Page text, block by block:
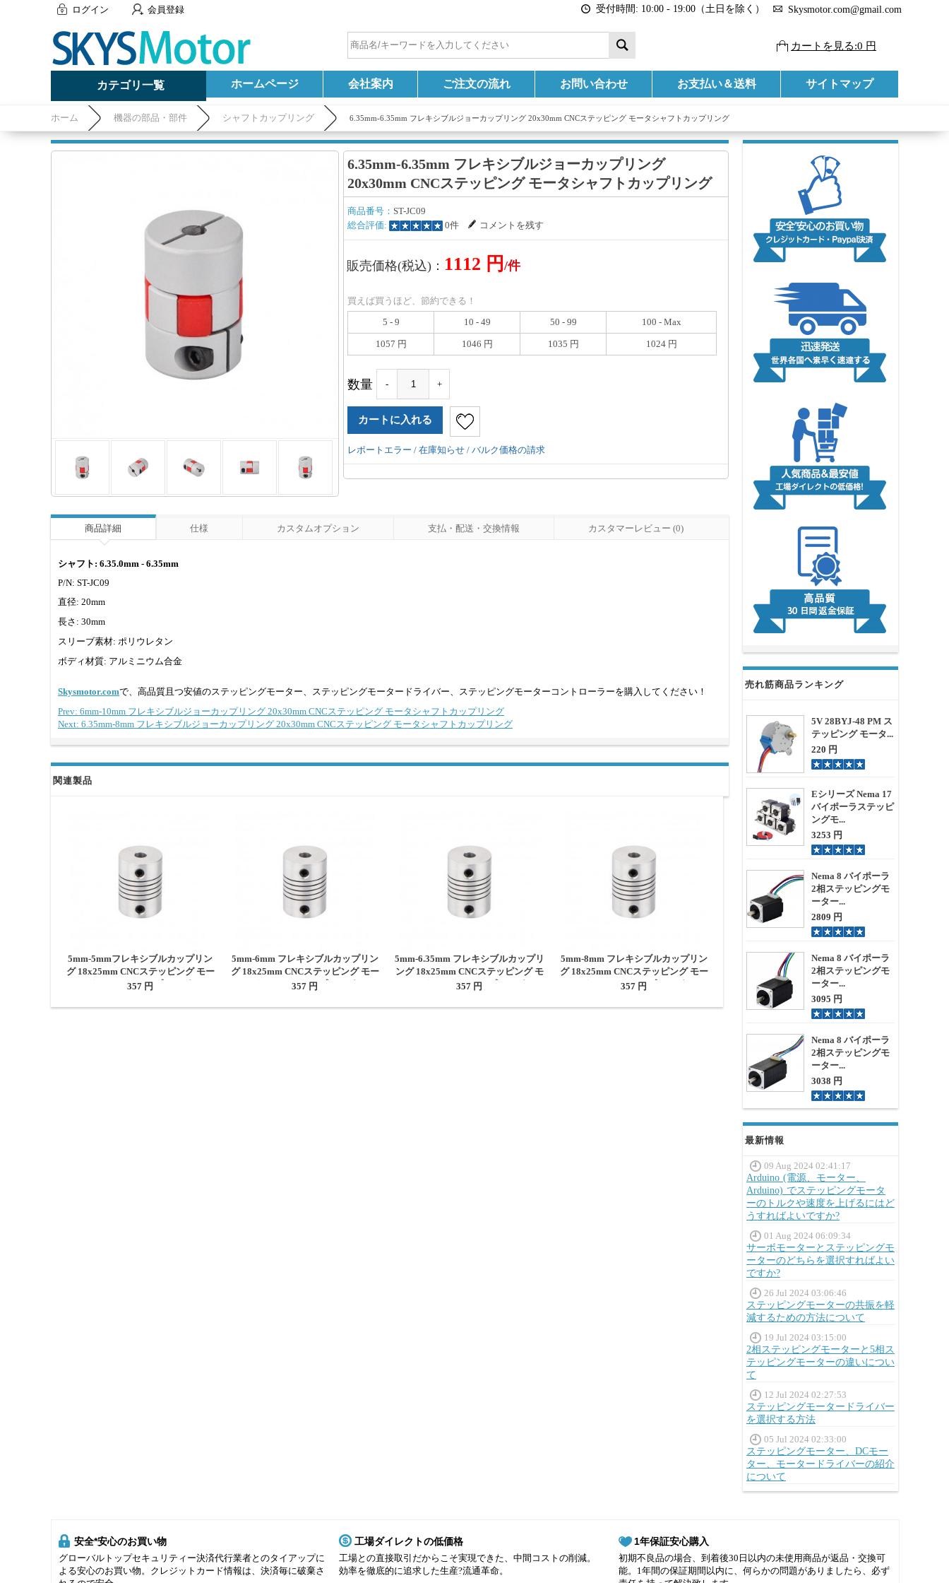
ログイン 会員登録 受付時間: 10:00 - 19:00（土日を除く） Skysmotor.com@gmail.com
カートを見る:0 円
カテゴリ一覧 ホームページ 会社案内 ご注文の流れ お問い合わせ お支払い＆送料 サイトマップ
ホーム 機器の部品・部件 シャフトカップリング 6.35mm-6.35mm フレキシブルジョーカップリング 20x30mm CNCステッピング モータシャフトカップリング
売れ筋商品ランキング
5V 28BYJ-48 PM ス
テッピング モータ...
220 円
Eシリーズ Nema 17
バイポーラステッピ
ングモ...
3253 円
Nema 8 バイポーラ
2相ステッピングモ
ーター...
2809 円
Nema 8 バイポーラ
2相ステッピングモ
ーター...
3095 円
Nema 8 バイポーラ
2相ステッピングモ
ーター...
3038 円
最新情報
09 Aug 2024 02:41:17
Arduino (電源、モーター、
Arduino) でステッピングモータ
ーのトルクや速度を上げるにはど
うすればよいですか?
01 Aug 2024 06:09:34
サーボモーターとステッピングモ
ーターのどちらを選択すればよい
ですか?
26 Jul 2024 03:06:46
ステッピングモーターの共振を軽
減するための方法について
19 Jul 2024 03:15:00
2相ステッピングモーターと5相ス
テッピングモーターの違いについ
て
12 Jul 2024 02:27:53
ステッピングモータードライバー
を選択する方法
05 Jul 2024 02:33:00
ステッピングモーター、DCモー
ター、モータードライバーの紹介
について
6.35mm-6.35mm フレキシブルジョーカップリング
20x30mm CNCステッピング モータシャフトカップリング
商品番号： ST-JC09
総合評価:
0件 コメントを残す
販売価格(税込)： 1112 円 /件
買えば買うほど、節約できる！
5 - 9
10 - 49 50 - 99 100 - Max
1057 円 1046 円 1035 円 1024 円
数量 - +
レポートエラー / 在庫知らせ / バルク価格の請求
商品詳細 仕様 カスタムオプション 支払・配送・交換情報 カスタマーレビュー (0)
シャフト: 6.35.0mm - 6.35mm
P/N: ST-JC09
直径: 20mm
長さ: 30mm
スリーブ素材: ポリウレタン
ボディ材質: アルミニウム合金
Skysmotor.comで、高品質且つ安値のステッピングモーター、ステッピングモータードライバー、ステッピングモーターコントローラーを購入してください！
Prev: 6mm-10mm フレキシブルジョーカップリング 20x30mm CNCステッピング モータシャフトカップリング
Next: 6.35mm-8mm フレキシブルジョーカップリング 20x30mm CNCステッピング モータシャフトカップリング
関連製品
5mm-5mmフレキシブルカップリン
グ 18x25mm CNCステッピング モー
タシャフトカップリング
357 円
5mm-6mm フレキシブルカップリン
グ 18x25mm CNCステッピング モー
タシャフトカップリング
357 円
5mm-6.35mm フレキシブルカップリ
ング 18x25mm CNCステッピング モ
ータシャフトカップリング
357 円
5mm-8mm フレキシブルカップリン
グ 18x25mm CNCステッピング モー
タシャフトカップリング
357 円
安全*安心のお買い物
グローバルトップセキュリティー決済代行業者とのタイアップに
よる安心のお買い物。クレジットカード情報は、決済毎に破棄さ
工場ダイレクトの低価格
工場との直接取引だからこそ実現できた、中間コストの削減。
効率を徹底的に追求した生産?流通革命。
1年保証安心購入
初期不良品の場合、到着後30日以内の未使用商品が返品・交換可
能。1年間の保証期間以内に、何らかの問題がありましたら、必ず